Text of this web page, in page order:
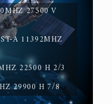
القرآن قاضٍ وحكمٌ
العكس
A 11392MHZ
22500 H 2/3
29900 H 7/8